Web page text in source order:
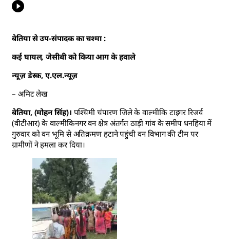
बेतिया से उप-संपादक का चश्मा :
कई घायल, जेसीबी को किया आग के हवाले
न्यूज़ डेस्क, ए.एल.न्यूज़
– अमिट लेख
बेतिया, (मोहन सिंह)। पश्चिमी चंपारण जिले के वाल्मीकि टाइगर रिजर्व
(वीटीआर) के वाल्मीकिनगर वन क्षेत्र अंतर्गत ठाड़ी गांव के समीप धनहिया में
गुरुवार को वन भूमि से अतिक्रमण हटाने पहुंची वन विभाग की टीम पर
ग्रामीणों ने हमला कर दिया।